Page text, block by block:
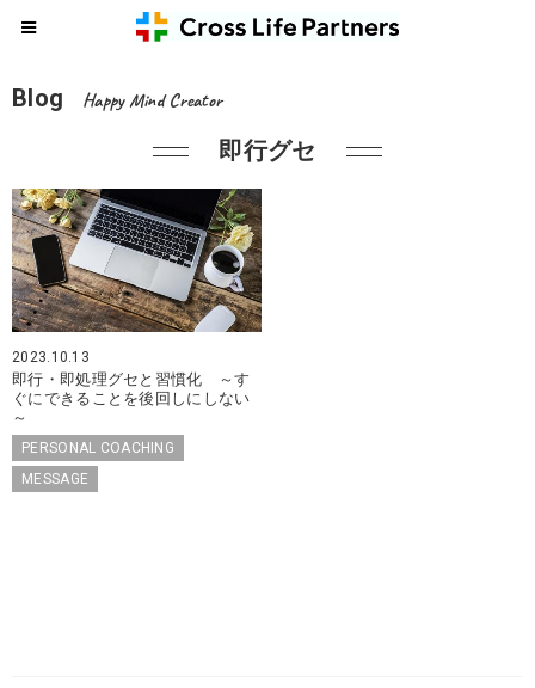
Blog Happy Mind Creator
即行グセ
2023.10.13
即行・即処理グセと習慣化 ～す
ぐにできることを後回しにしない
～
PERSONAL COACHING
MESSAGE